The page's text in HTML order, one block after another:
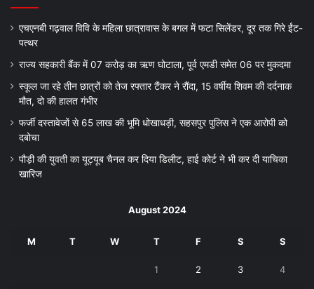
एचएनबी गढ़वाल विवि के महिला छात्रावास के बगल में फटा सिलेंडर, दूर तक गिरे ईंट-
पत्थर
राज्य सहकारी बैंक में 07 करोड़ का ऋण घोटाला, पूर्व एमडी समेत 06 पर मुकदमा
स्कूल जा रहे तीन छात्रों को तेज रफ्तार टैंकर ने रौंदा, 15 वर्षीय शिवम की दर्दनाक
मौत, दो की हालत गंभीर
फर्जी दस्तावेजों से 65 लाख की भूमि धोखाधड़ी, सहसपुर पुलिस ने एक आरोपी को
दबोचा
पौड़ी की युवती का यूट्यूब चैनल कर दिया डिलीट, हाई कोर्ट ने भी कर दी याचिका
खारिज
August 2024
M T W T F S S
1 2 3 4